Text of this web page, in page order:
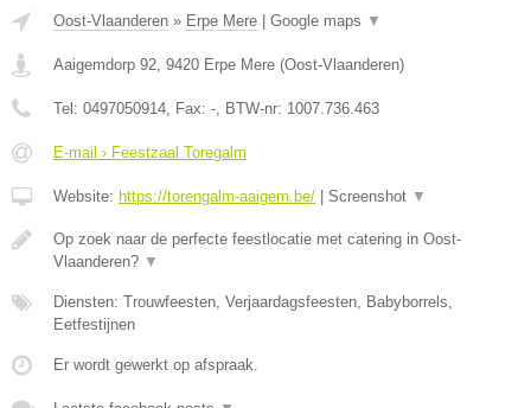
Oost-Vlaanderen » Erpe Mere Google maps ▼
Aaigemdorp 92, 9420 Erpe Mere (Oost-Vlaanderen)
Tel: 0497050914, Fax: -, BTW-nr: 1007.736.463
E-mail › Feestzaal Toregalm
Website: https://torengalm-aaigem.be/ Screenshot ▼
Op zoek naar de perfecte feestlocatie met catering in Oost-
Vlaanderen? ▼
Diensten: Trouwfeesten, Verjaardagsfeesten, Babyborrels,
Eetfestijnen
Er wordt gewerkt op afspraak.